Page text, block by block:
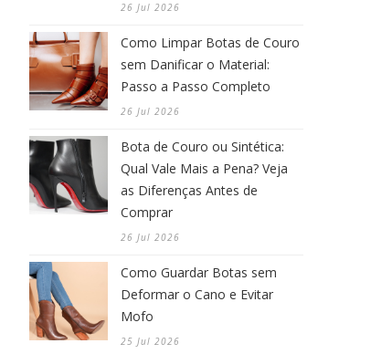
26 Jul 2026
Como Limpar Botas de Couro
sem Danificar o Material:
Passo a Passo Completo
26 Jul 2026
Bota de Couro ou Sintética:
Qual Vale Mais a Pena? Veja
as Diferenças Antes de
Comprar
26 Jul 2026
Como Guardar Botas sem
Deformar o Cano e Evitar
Mofo
25 Jul 2026